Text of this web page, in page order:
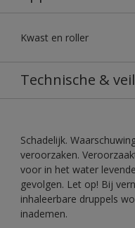
Kwast en roller
Technische &
Schadelijk.
veroorzaken.
voor in het water
gevolgen. Let op! Bij
inhaleerbare druppels
inademen.